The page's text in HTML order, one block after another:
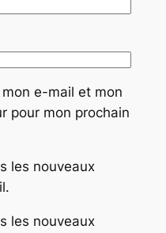
e-mail et mon
pour mon prochain
les nouveaux
les nouveaux